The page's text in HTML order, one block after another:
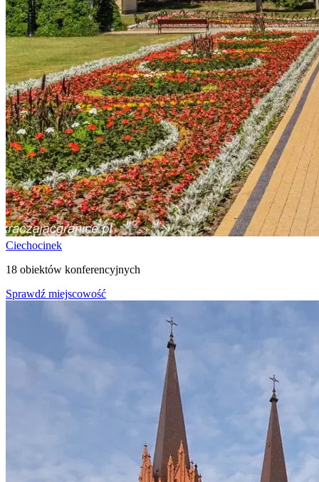
Ciechocinek
18 obiektów konferencyjnych
Sprawdź miejscowość